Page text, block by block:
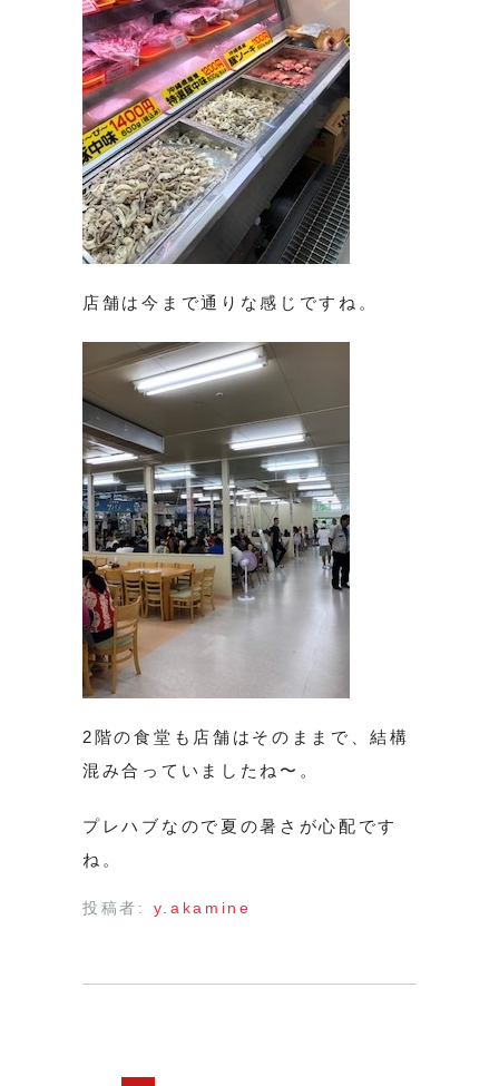
店舗は今まで通りな感じですね。
2階の食堂も店舗はそのままで、結構
混み合っていましたね〜。
プレハブなので夏の暑さが心配です
ね。
投稿者: y.akamine